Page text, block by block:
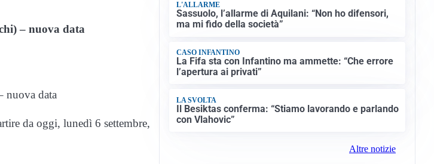
– nuova data
nuova data
da oggi, lunedì 6 settembre,
L'ALLARME
Sassuolo, l’allarme di Aquilani: “Non ho difensori,
ma mi fido della società”
CASO INFANTINO
La Fifa sta con Infantino ma ammette: “Che errore
l’apertura ai privati”
LA SVOLTA
Il Besiktas conferma: “Stiamo lavorando e parlando
con Vlahovic”
Altre notizie